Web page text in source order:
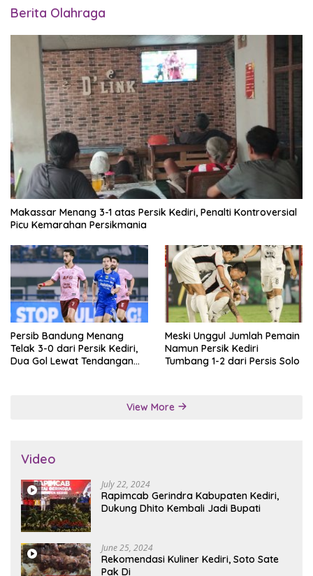
Berita Olahraga
Makassar Menang 3-1 atas Persik Kediri, Penalti Kontroversial
Picu Kemarahan Persikmania
Persib Bandung Menang
Telak 3-0 dari Persik Kediri,
Dua Gol Lewat Tendangan
Meski Unggul Jumlah Pemain
Namun Persik Kediri
Tumbang 1-2 dari Persis Solo
View More
Video
July 22, 2024
Rapimcab Gerindra Kabupaten Kediri,
Dukung Dhito Kembali Jadi Bupati
June 25, 2024
Rekomendasi Kuliner Kediri, Soto Sate
Pak Di